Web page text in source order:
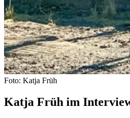
Foto: Katja Früh
Katja Früh im